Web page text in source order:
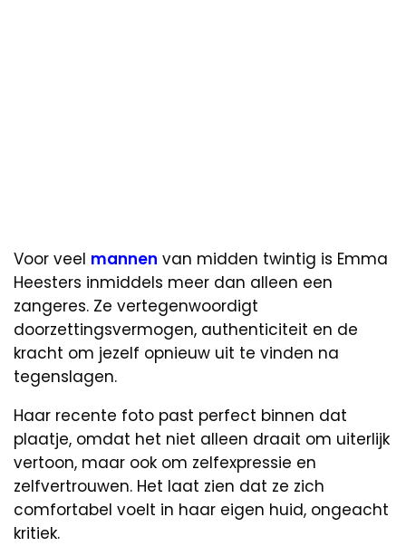
Voor veel mannen van midden twintig is Emma
Heesters inmiddels meer dan alleen een
zangeres. Ze vertegenwoordigt
doorzettingsvermogen, authenticiteit en de
kracht om jezelf opnieuw uit te vinden na
tegenslagen.
Haar recente foto past perfect binnen dat
plaatje, omdat het niet alleen draait om uiterlijk
vertoon, maar ook om zelfexpressie en
zelfvertrouwen. Het laat zien dat ze zich
comfortabel voelt in haar eigen huid, ongeacht
kritiek.